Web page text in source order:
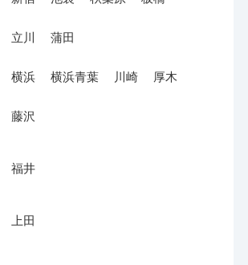
立川 蒲田
横浜 横浜青葉 川崎 厚木
藤沢
福井
上田